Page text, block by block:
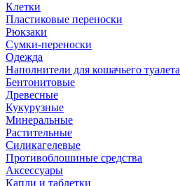
Клетки
Пластиковые переноски
Рюкзаки
Сумки-переноски
Одежда
Наполнители для кошачьего туалета
Бентонитовые
Древесные
Кукурузные
Минеральные
Растительные
Силикагелевые
Противоблошиные средства
Аксессуары
Капли и таблетки